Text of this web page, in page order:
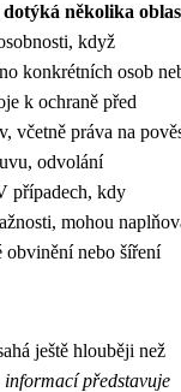
několika
když
konkrétních osob
k ochraně před
včetně práva na
odvolání
případech, kdy
mohou
nebo šíření
ještě hlouběji než
představuje